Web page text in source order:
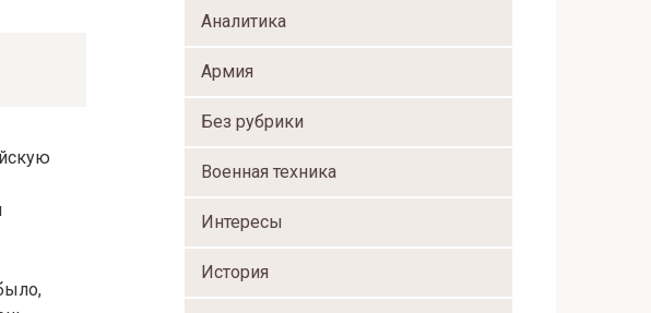
Аналитика
Армия
Без рубрики
Военная техника
Интересы
История